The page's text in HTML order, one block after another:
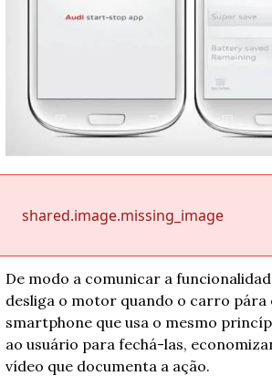
shared.image.missing_image
De modo a comunicar a
desliga o motor quando o carro pára
smartphone que usa o mesmo
ao usuário para fechá-las,
vídeo que documenta a ação.